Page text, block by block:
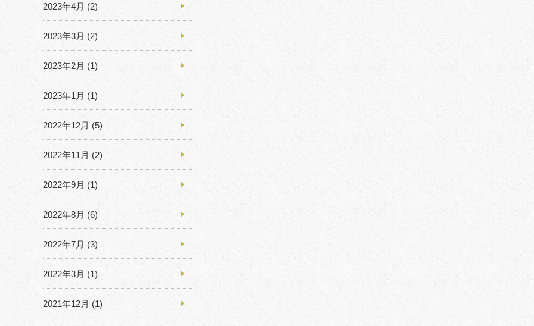
2023年4月 (2)
2023年3月 (2)
2023年2月 (1)
2023年1月 (1)
2022年12月 (5)
2022年11月 (2)
2022年9月 (1)
2022年8月 (6)
2022年7月 (3)
2022年3月 (1)
2021年12月 (1)